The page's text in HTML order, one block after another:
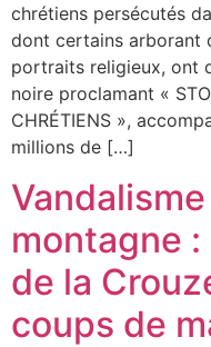
chrétiens persécutés
dont certains arborant
portraits religieux, ont
noire proclamant «
CHRÉTIENS »,
millions de […]
montagne
de la
coups de